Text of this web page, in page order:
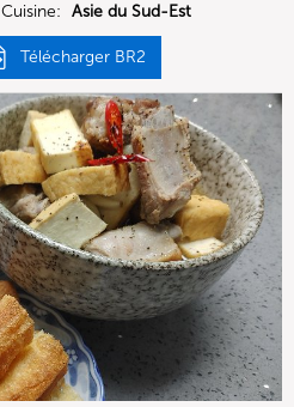
Cuisine: Asie du Sud-Est
Télécharger BR2